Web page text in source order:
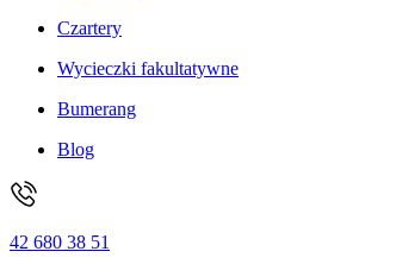
Czartery
Wycieczki fakultatywne
Bumerang
Blog
42 680 38 51